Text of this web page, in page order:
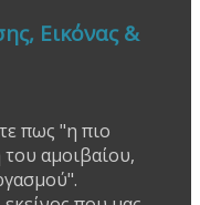
Εικόνας &
πως "η πιο
του αμοιβαίου,